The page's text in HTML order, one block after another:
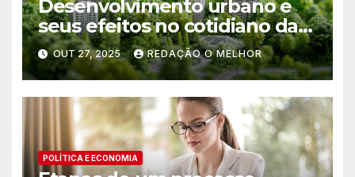
Desenvolvimento urbano e
seus efeitos no cotidiano da
população
OUT 27, 2025 REDAÇÃO O MELHOR
POLÍTICA E ECONOMIA